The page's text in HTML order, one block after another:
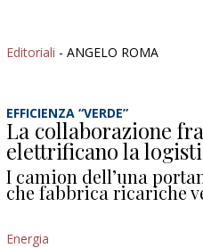
Editoriali - ANGELO ROMA
EFFICIENZA “VERDE”
La collaborazione
elettrificano la
I camion dell’una
che fabbrica ricariche
Energia